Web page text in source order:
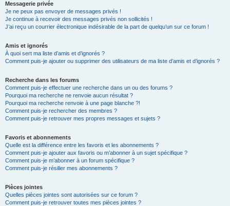
Messagerie privée
Je ne peux pas envoyer de messages privés !
Je continue à recevoir des messages privés non sollicités !
J’ai reçu un courrier électronique indésirable de la part de quelqu’un sur ce forum !
Amis et ignorés
À quoi sert ma liste d’amis et d’ignorés ?
Comment puis-je ajouter ou supprimer des utilisateurs de ma liste d’amis et d’ignorés ?
Recherche dans les forums
Comment puis-je effectuer une recherche dans un ou des forums ?
Pourquoi ma recherche ne renvoie aucun résultat ?
Pourquoi ma recherche renvoie à une page blanche ?!
Comment puis-je rechercher des membres ?
Comment puis-je retrouver mes propres messages et sujets ?
Favoris et abonnements
Quelle est la différence entre les favoris et les abonnements ?
Comment puis-je ajouter aux favoris ou m’abonner à un sujet spécifique ?
Comment puis-je m’abonner à un forum spécifique ?
Comment puis-je résilier mes abonnements ?
Pièces jointes
Quelles pièces jointes sont autorisées sur ce forum ?
Comment puis-je retrouver toutes mes pièces jointes ?